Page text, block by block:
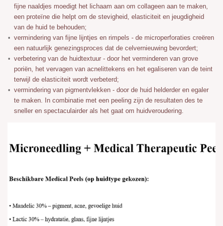
fijne naaldjes moedigt het lichaam aan om collageen aan te maken,
een proteïne die helpt om de stevigheid, elasticiteit en jeugdigheid
van de huid te behouden;
vermindering van fijne lijntjes en rimpels - de microperforaties creëren
een natuurlijk genezingsproces dat de celvernieuwing bevordert;
verbetering van de huidtextuur - door het verminderen van grove
poriën, het vervagen van acnelittekens en het egaliseren van de teint
terwijl de elasticiteit wordt verbeterd;
vermindering van pigmentvlekken - door de huid helderder en egaler
te maken. In combinatie met een peeling zijn de resultaten des te
sneller en spectaculairder als het gaat om huidveroudering.